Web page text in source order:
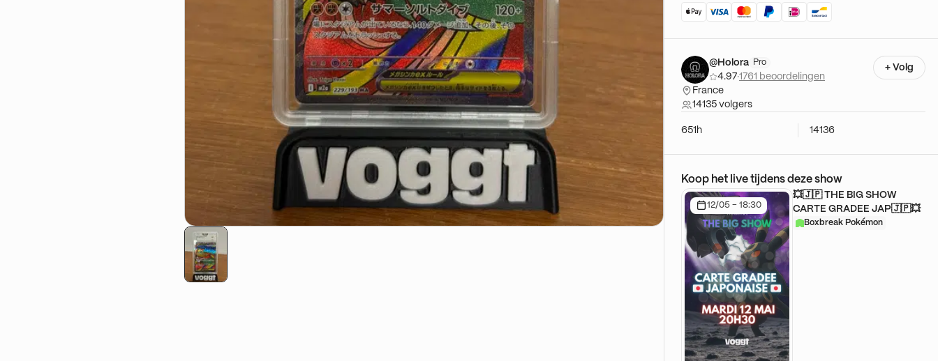
@Holora Pro
4.97·1761 beoordelingen
France
14135 volgers
+ Volg
651h 14136
Koop het live tijdens deze show
12/05 - 18:30
💥🇯🇵 THE BIG SHOW
CARTE GRADEE JAP🇯🇵💥
Boxbreak Pokémon